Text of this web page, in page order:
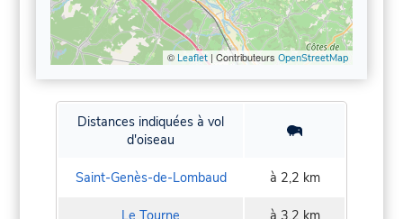
© Leaflet| Contributeurs OpenStreetMap
Distances indiquées à vol
d'oiseau
Saint-Genès-de-Lombaud à 2,2 km